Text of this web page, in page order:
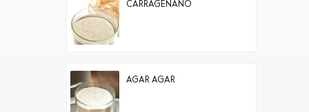
CARRAGENANO
AGAR AGAR